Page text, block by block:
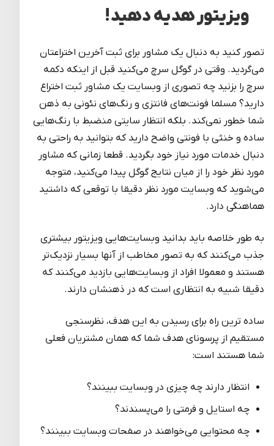
ویزیتور هدیه دهید!
تصور کنید به دنبال یک مشاور برای ثبت آخرین اختراعتان
می‌گردید. وقتی در گوگل سرچ می‌کنید قبل از اینکه دکمه
سرچ را بزنید چه تصوری از وبسایت یک مشاور ثبت اختراع
دارید؟ مسلما فونت‌های فانتزی و رنگ‌های نئونی به ذهن
شما خطور نمی‌کند. بلکه انتظار سایتی منضبط با رنگ‌هایی
ساده و خنثی با فونتی واضح دارید که بتوانید به راحتی به
دنبال خدمات مورد نیاز خود بگردید. قطعا زمانی که مشاور
مورد نظر خود را از میان نتایج گوگل پیدا می‌کنید، متوجه
می‌شوید که وبسایت مورد نظر دقیقا با توقعی که داشتید
هماهنگی دارد.
به طور خلاصه باید بدانید وبسایت‌هایی ویزیتور بیشتری
جذب می‌کنند که به تصور مخاطب از آنها بسیار نزدیک‌تر
هستند و معمولا افراد از وبسایت‌هایی بازدید می‌کنند که
دقیقا شبیه به انتظاری است که در ذهنشان دارند.
ساده ترین راه برای رسیدن به این هدف، نظرسنجی
مستقیم از پرسونای هدف شما که همان مشتریان فعلی
شما هستند است:
انتظار دارند چه چیزی در وبسایت ببینند؟
چه استایل و فرمتی را می‌پسندند؟
چه محتوایی می‌خواهند در صفحات وبسایت ببینند؟